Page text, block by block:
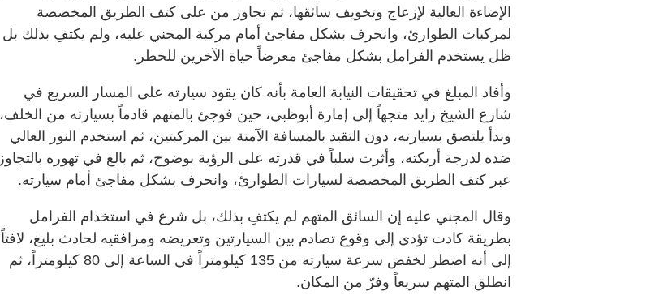
الإضاءة العالية لإزعاج وتخويف سائقها، ثم تجاوز من على كتف الطريق المخصصة
لمركبات الطوارئ، وانحرف بشكل مفاجئ أمام مركبة المجني عليه، ولم يكتفِ بذلك بل
ظل يستخدم الفرامل بشكل مفاجئ معرضاً حياة الآخرين للخطر.
وأفاد المبلغ في تحقيقات النيابة العامة بأنه كان يقود سيارته على المسار السريع في
شارع الشيخ زايد متجهاً إلى إمارة أبوظبي، حين فوجئ بالمتهم قادماً بسيارته من الخلف،
وبدأ يلتصق بسيارته، دون التقيد بالمسافة الآمنة بين المركبتين، ثم استخدم النور العالي
ضده لدرجة أربكته، وأثرت سلباً في قدرته على الرؤية بوضوح، ثم بالغ في تهوره بالتجاوز
عبر كتف الطريق المخصصة لسيارات الطوارئ، وانحرف بشكل مفاجئ أمام سيارته.
وقال المجني عليه إن السائق المتهم لم يكتفِ بذلك، بل شرع في استخدام الفرامل
بطريقة كادت تؤدي إلى وقوع تصادم بين السيارتين وتعريضه ومرافقيه لحادث بليغ، لافتاً
إلى أنه اضطر لخفض سرعة سيارته من 135 كيلومتراً في الساعة إلى 80 كيلومتراً، ثم
انطلق المتهم سريعاً وفرّ من المكان.